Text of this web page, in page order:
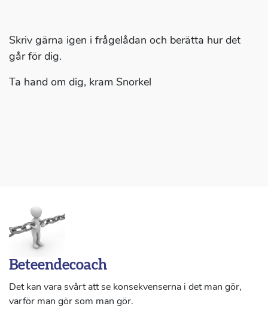
Skriv gärna igen i frågelådan och berätta hur det
går för dig.
Ta hand om dig, kram Snorkel
Beteendecoach
Det kan vara svårt att se konsekvenserna i det man gör,
varför man gör som man gör.